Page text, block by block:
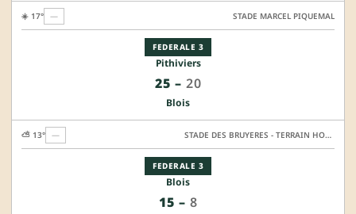
FEDERALE 3
Pithiviers
25 – 20
Blois
☀️ 17° — STADE MARCEL PIQUEMAL
FEDERALE 3
Blois
15 – 8
⛅ 13° — STADE DES BRUYERES - TERRAIN HONNEUR